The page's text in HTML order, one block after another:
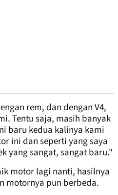
rem, dan dengan V4,
Tentu saja, masih banyak
baru kedua kalinya kami
ini dan seperti yang saya
yang sangat, sangat baru."
motor lagi nanti, hasilnya
motornya pun berbeda.